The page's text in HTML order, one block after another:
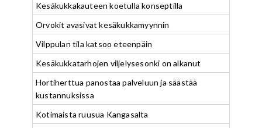
Kesäkukkakauteen koetulla konseptilla
Orvokit avasivat kesäkukkamyynnin
Vilppulan tila katsoo eteenpäin
Kesäkukkatarhojen viljelysesonki on alkanut
Hortiherttua panostaa palveluun ja säästää
kustannuksissa
Kotimaista ruusua Kangasalta